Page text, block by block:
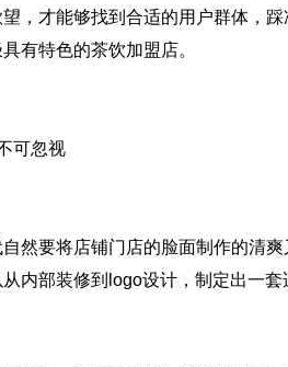
，才能够找到合适的用户群体，踩
有特色的茶饮加盟店。
可忽视
要将店铺门店的脸面制作的清爽
内部装修到logo设计，制定出一